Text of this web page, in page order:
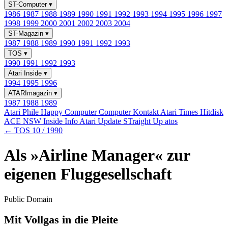
ST-Computer ▾
1986 1987 1988 1989 1990 1991 1992 1993 1994 1995 1996 1997
1998 1999 2000 2001 2002 2003 2004
ST-Magazin ▾
1987 1988 1989 1990 1991 1992 1993
TOS ▾
1990 1991 1992 1993
Atari Inside ▾
1994 1995 1996
ATARImagazin ▾
1987 1988 1989
Atari Phile Happy ComputerComputer Kontakt Atari Times Hitdisk
ACE NSW Inside Info Atari Update STraight Up atos
← TOS 10 / 1990
Als »Airline Manager« zur
eigenen Fluggesellschaft
Public Domain
Mit Vollgas in die Pleite